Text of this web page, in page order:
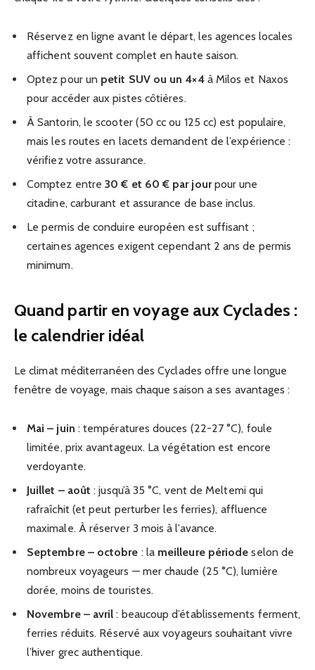
Réservez en ligne avant le départ, les agences locales
affichent souvent complet en haute saison.
Optez pour un petit SUV ou un 4×4à Milos et Naxos
pour accéder aux pistes côtières.
À Santorin, le scooter (50 cc ou 125 cc) est populaire,
mais les routes en lacets demandent de l’expérience :
vérifiez votre assurance.
Comptez entre30 € et 60 € par jourpour une
citadine, carburant et assurance de base inclus.
Le permis de conduire européen est suffisant ;
certaines agences exigent cependant 2 ans de permis
minimum.
Quand partir en voyage aux Cyclades :
le calendrier idéal
Le climat méditerranéen des Cyclades offre une longue
fenêtre de voyage, mais chaque saison a ses avantages :
Mai – juin : températures douces (22-27 °C), foule
limitée, prix avantageux. La végétation est encore
verdoyante.
Juillet – août : jusqu’à 35 °C, vent de Meltemi qui
rafraîchit (et peut perturber les ferries), affluence
maximale. À réserver 3 mois à l’avance.
Septembre – octobre : la meilleure période selon de
nombreux voyageurs — mer chaude (25 °C), lumière
dorée, moins de touristes.
Novembre – avril : beaucoup d’établissements ferment,
ferries réduits. Réservé aux voyageurs souhaitant vivre
l’hiver grec authentique.